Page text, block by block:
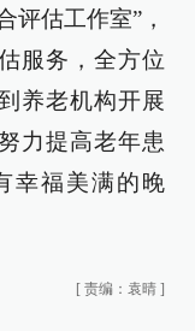
评估工作室”，
服务，全方位
养老机构开展
力提高老年患
幸福美满的晚
[ 责编：袁晴 ]